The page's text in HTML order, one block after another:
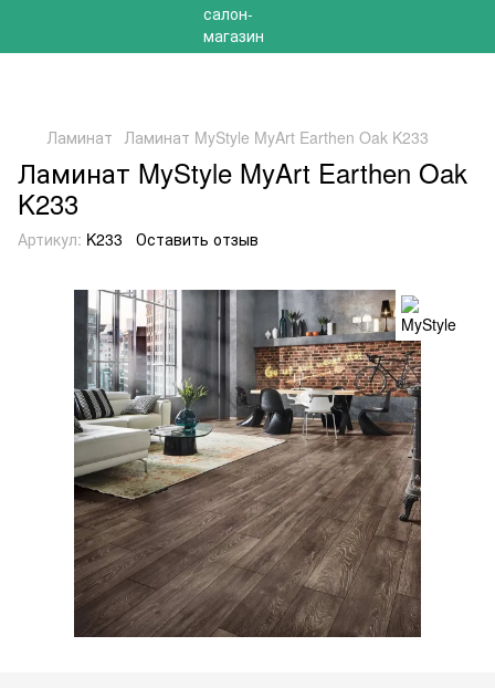
Ламинат Ламинат MyStyle MyArt Earthen Oak K233
Ламинат MyStyle MyArt Earthen Oak
K233
Артикул: K233 Оставить отзыв